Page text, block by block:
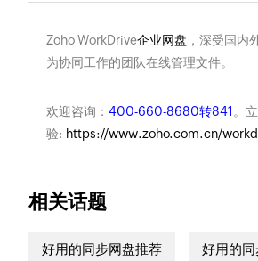
Zoho WorkDrive企业网盘 ，深受国内
为协同工作的团队在线管理文件。
欢迎咨询： 400-660-8680转841 。
验: https://www.zoho.com.cn/
相关话题
好用的同步网盘推荐 好用的同